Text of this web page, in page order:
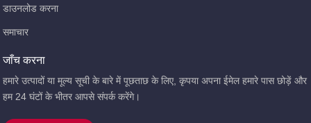
डाउनलोड करना
समाचार
जाँच करना
हमारे उत्पादों या मूल्य सूची के बारे में पूछताछ के लिए, कृपया अपना ईमेल हमारे पास छोड़ें और
हम 24 घंटों के भीतर आपसे संपर्क करेंगे।